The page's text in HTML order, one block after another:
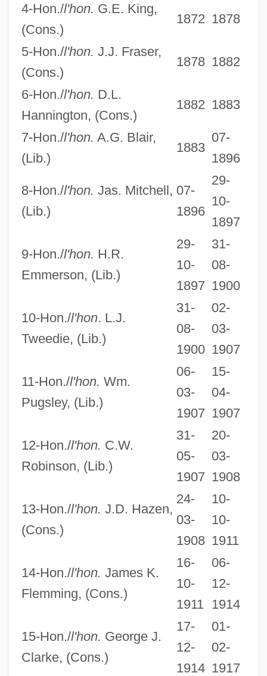
4-Hon./l'hon. G.E. King,
(Cons.)
1872 1878
5-Hon./l'hon. J.J. Fraser,
(Cons.)
1878 1882
6-Hon./l'hon. D.L.
Hannington, (Cons.)
1882 1883
7-Hon./l'hon. A.G. Blair,
(Lib.)
1883
07-
1896
8-Hon./l'hon. Jas. Mitchell,
(Lib.)
07-
1896
29-
10-
1897
9-Hon./l'hon. H.R.
Emmerson, (Lib.)
29-
10-
1897
31-
08-
1900
10-Hon./l'hon. L.J.
Tweedie, (Lib.)
31-
08-
1900
02-
03-
1907
11-Hon./l'hon. Wm.
Pugsley, (Lib.)
06-
03-
1907
15-
04-
1907
12-Hon./l'hon. C.W.
Robinson, (Lib.)
31-
05-
1907
20-
03-
1908
13-Hon./l'hon. J.D. Hazen,
(Cons.)
24-
03-
1908
10-
10-
1911
14-Hon./l'hon. James K.
Flemming, (Cons.)
16-
10-
1911
06-
12-
1914
15-Hon./l'hon. George J.
Clarke, (Cons.)
17-
12-
1914
01-
02-
1917